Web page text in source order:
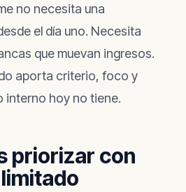
no necesita una
el día uno. Necesita
que muevan ingresos.
aporta criterio, foco y
interno hoy no tiene.
priorizar con